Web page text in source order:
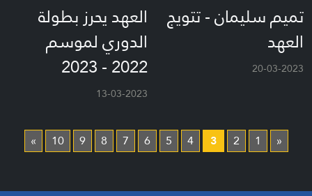
تميم سليمان - تتويج
العهد
20-03-2023
العهد يحرز بطولة
الدوري لموسم
2022 - 2023
13-03-2023
«
1
2
3
4
5
6
7
8
9
10
»